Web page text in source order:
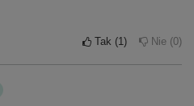
Tak 1 Nie 0